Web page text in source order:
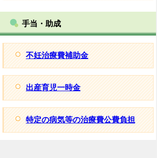
手当・助成
不妊治療費補助金
出産育児一時金
特定の病気等の治療費公費負担